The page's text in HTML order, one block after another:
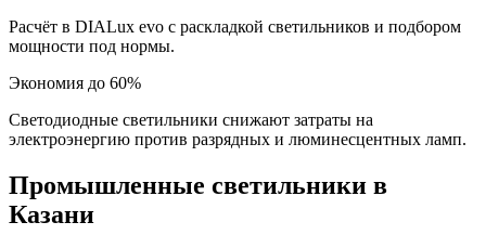
Расчёт в DIALux evo с раскладкой светильников и подбором
мощности под нормы.
Экономия до 60%
Светодиодные светильники снижают затраты на
электроэнергию против разрядных и люминесцентных ламп.
Промышленные светильники в
Казани